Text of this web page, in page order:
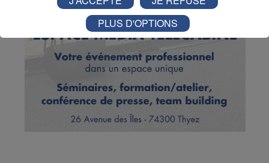
PLUS D'OPTIONS